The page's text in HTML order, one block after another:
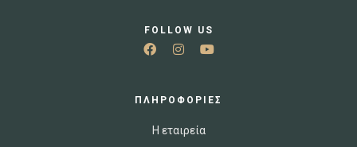
FOLLOW US
ΠΛΗΡΟΦΟΡΙΕΣ
Η εταιρεία